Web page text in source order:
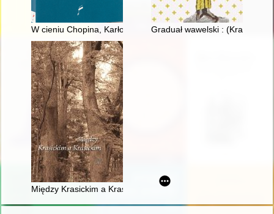
W cieniu Chopina, Karłowicza i Szymanowskiego : szkice i
Graduał wawelski : (Kraków,
Między Krasickim a Krasickim